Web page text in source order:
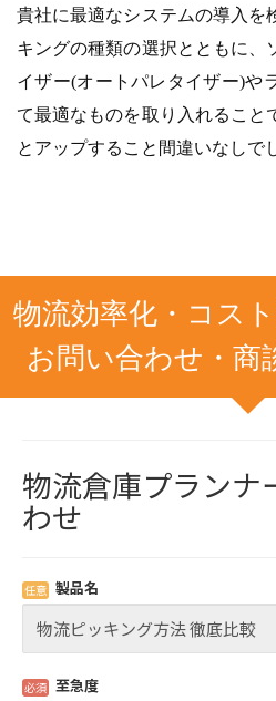
貴社に最適なシステムの導入を
キングの種類の選択とともに、
イザー(オートパレタイザー)や
て最適なものを取り入れること
とアップすること間違いなしで
物流効率化・コス
お問い合わせ・商